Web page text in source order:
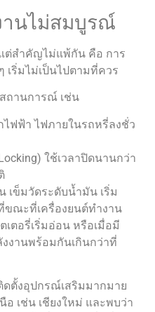
นไม่สมบูรณ์
ต่สำคัญไม่แพ้กัน คือ การ
เริ่มไม่เป็นไปตามที่ควร
สถานการณ์ เช่น
ไฟฟ้า ไฟภายในรถหรี่ลงชั่ว
ใช้เวลาปิดนานกว่า
เข็มวัดระดับน้ำมัน เริ่ม
ขณะที่เครื่องยนต์ทำงาน
เตอรี่เริ่มอ่อน หรือเมื่อมี
งานพร้อมกันเกินกว่าที่
ตั้งอุปกรณ์เสริมมากมาย
อ เช่น เชียงใหม่ และพบว่า